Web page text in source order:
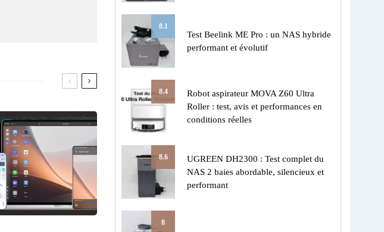
8.1
Test Beelink ME Pro : un NAS hybride
performant et évolutif
8.4
Robot aspirateur MOVA Z60 Ultra
Roller : test, avis et performances en
conditions réelles
8.6
UGREEN DH2300 : Test complet du
NAS 2 baies abordable, silencieux et
performant
8